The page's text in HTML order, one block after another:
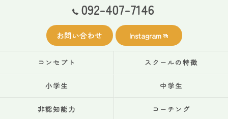
092-407-7146
お問い合わせ Instagram
コンセプト スクールの特徴
小学生 中学生
非認知能力 コーチング